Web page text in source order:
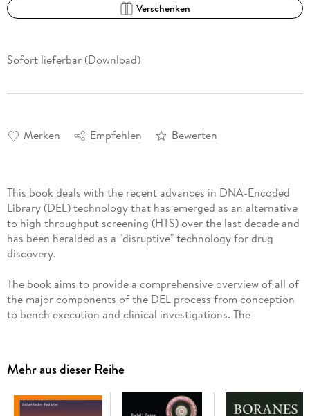
Verschenken
Sofort lieferbar (Download)
Merken Empfehlen Bewerten
This book deals with the recent advances in DNA-Encoded
Library (DEL) technology that has emerged as an alternative
to high throughput screening (HTS) over the last decade and
has been heralded as a "disruptive" technology for drug
The book aims to provide a comprehensive overview of all of
the major components of the DEL process from conception
to bench execution and clinical investigations. The
to graduate students and scholars who are interested in this
rapidly improving technology.
Mehr aus dieser Reihe